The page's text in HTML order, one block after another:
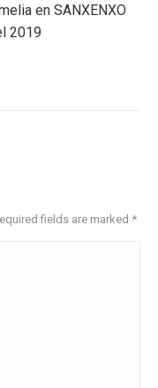
en SANXENXO
2019
fields are marked *